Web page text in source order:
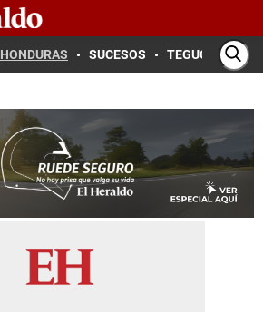
HONDURAS SUCESOS TEGUCIGALPA